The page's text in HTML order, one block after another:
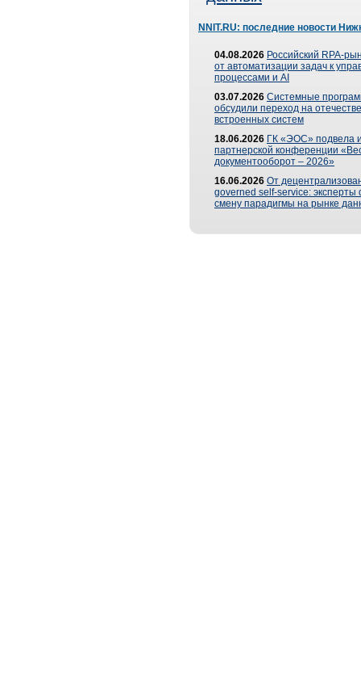
NNIT.RU: последние новости
04.08.2026 Российский RPA-
от автоматизации задач к
процессами и AI
03.07.2026 Системные
обсудили переход на
встроенных систем
18.06.2026 ГК «ЭОС» подвела
партнерской конференции
документооборот – 2026»
16.06.2026 От
governed self-service: эксперты
смену парадигмы на рынке